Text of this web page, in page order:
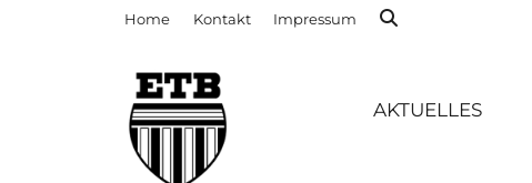
Home Kontakt Impressum
AKTUELLES